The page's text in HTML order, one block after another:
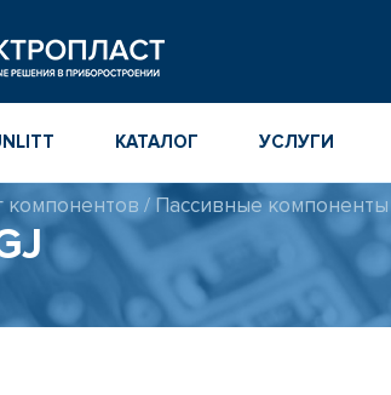
МНОГОСЛОЙНЫЕ
КЕРАМИЧЕСКИЕ ЧИП-
КОНДЕНСАТОРЫ
ПОВЕРХНОСТНОГО
КАТАЛОГ
КАТАЛОГ
КОМПОНЕНТОВ
КАТАЛОГ ПРИБОРОВ
ИНСТРУМЕНТОВ
УСЛУГИ
компонентов / Пассивные компоненты